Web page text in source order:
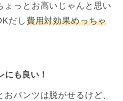
ょっとお高いじゃんと思い
だし費用対効果めっちゃ
にも良い！
パンツは脱がせるけど、